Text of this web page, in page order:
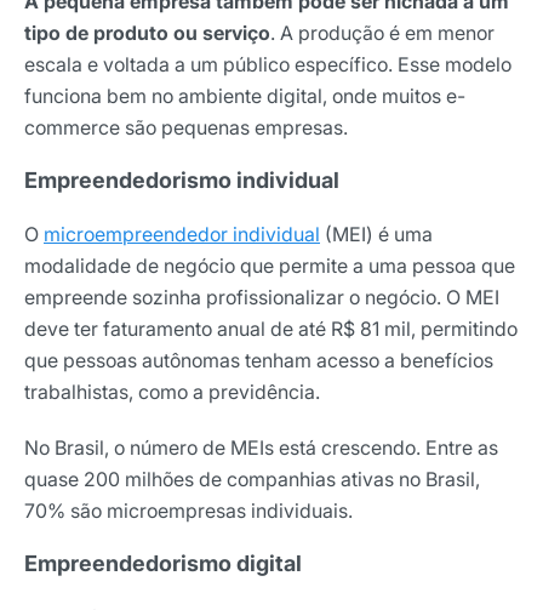
tipo de produto ou serviço. A produção é em menor
escala e voltada a um público específico. Esse modelo
funciona bem no ambiente digital, onde muitos e-
commerce são pequenas empresas.
Empreendedorismo individual
O microempreendedor individual (MEI) é uma
modalidade de negócio que permite a uma pessoa que
empreende sozinha profissionalizar o negócio. O MEI
deve ter faturamento anual de até R$ 81 mil, permitindo
que pessoas autônomas tenham acesso a benefícios
trabalhistas, como a previdência.
No Brasil, o número de MEIs está crescendo. Entre as
quase 200 milhões de companhias ativas no Brasil,
70% são microempresas individuais.
Empreendedorismo digital